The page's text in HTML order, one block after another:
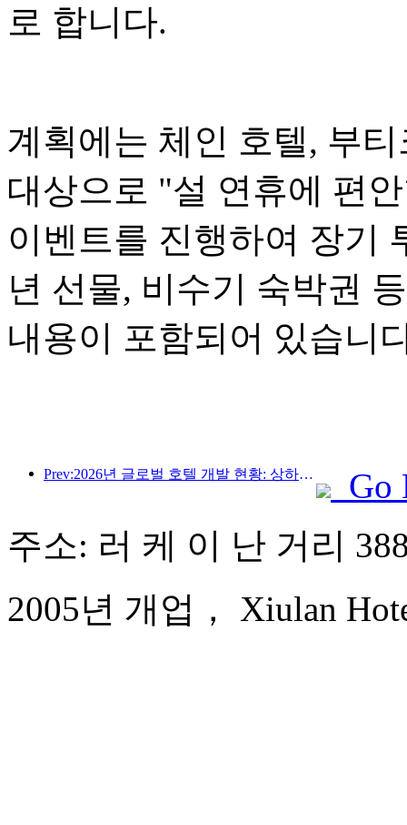
로 합니다.
계획에는 체인 호텔, 부
대상으로 "설 연휴에 편
이벤트를 진행하여 장기
년 선물, 비수기 숙박권
내용이 포함되어 있습니
Prev:2026년 글로벌 호텔 개발 현황: 상하이, 신규 객실 증설 부문 1위 기록
Go
주소: 러 케 이 난 거리
2005년 개업， Xiulan